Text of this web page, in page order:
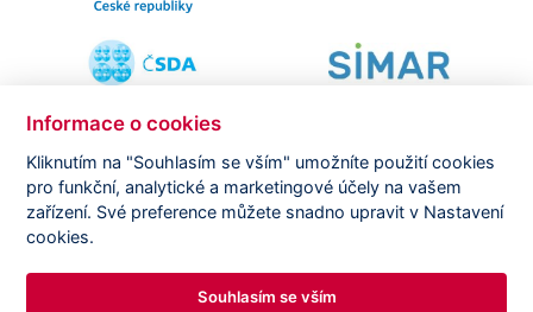
Copyright © CVVM | Právní ujednání| Nastavení cookies
Prohlášení o zpracování osobních údajů
Informace o cookies
Kliknutím na "Souhlasím se vším" umožníte použití cookies
pro funkční, analytické a marketingové účely na vašem
zařízení. Své preference můžete snadno upravit v Nastavení
cookies.
Souhlasím se vším